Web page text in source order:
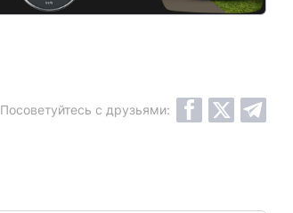
Посоветуйтесь с друзьями: